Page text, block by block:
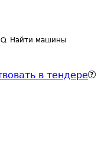
Найти машины
в тендере